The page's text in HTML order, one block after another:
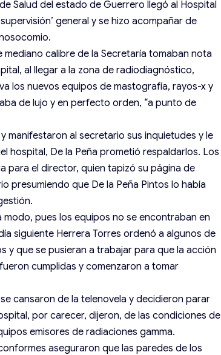
Salud del estado de Guerrero llegó al Hospital
general y se hizo acompañar de
calibre de la Secretaría tomaban nota
al llegar a la zona de radiodiagnóstico,
los nuevos equipos de mastografía, rayos-x y
de lujo y en perfecto orden, “a punto de
al secretario sus inquietudes y le
hospital, De la Peña prometió respaldarlos. Los
para el director, quien tapizó su página de
presumiendo que De la Peña Pintos lo había
pues los equipos no se encontraban en
siguiente Herrera Torres ordenó a algunos de
y que se pusieran a trabajar para que la acción
cumplidas y comenzaron a tomar
cansaron de la telenovela y decidieron parar
por carecer, dijeron, de las condiciones de
emisores de radiaciones gamma.
aseguraron que las paredes de los